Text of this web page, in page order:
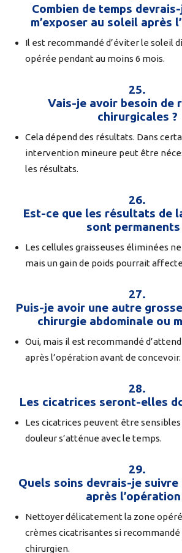
Combien de temps
m’exposer au soleil après
Il est recommandé d’éviter le soleil
opérée pendant au moins 6 mois.
25.
Vais-je avoir besoin de
chirurgicales ?
Cela dépend des résultats. Dans
intervention mineure peut être
les résultats.
26.
Est-ce que les résultats de
sont permanents
Les cellules graisseuses éliminées
mais un gain de poids pourrait
27.
Puis-je avoir une autre
chirurgie abdominale ou
Oui, mais il est recommandé
après l’opération avant de concevoir.
28.
Les cicatrices seront-elles
Les cicatrices peuvent être sensibles
douleur s’atténue avec le temps.
29.
Quels soins devrais-je suivre
après l’opération
Nettoyer délicatement la zone
crèmes cicatrisantes si
chirurgien.